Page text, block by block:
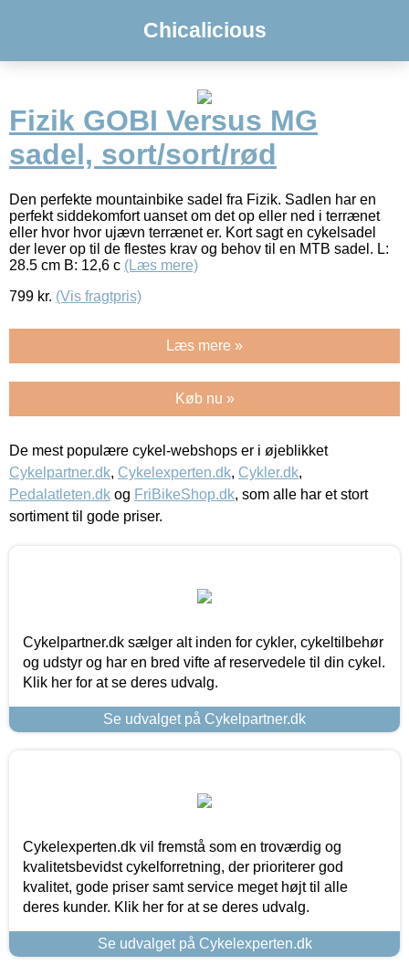
Chicalicious
Fizik GOBI Versus MG
sadel, sort/sort/rød
Den perfekte mountainbike sadel fra Fizik. Sadlen har en
perfekt siddekomfort uanset om det op eller ned i terrænet
eller hvor hvor ujævn terrænet er. Kort sagt en cykelsadel
der lever op til de flestes krav og behov til en MTB sadel. L:
28.5 cm B: 12,6 c (Læs mere)
799 kr. (Vis fragtpris)
Læs mere »
Køb nu »
De mest populære cykel-webshops er i øjeblikket
Cykelpartner.dk, Cykelexperten.dk, Cykler.dk,
Pedalatleten.dk og FriBikeShop.dk, som alle har et stort
sortiment til gode priser.
Cykelpartner.dk sælger alt inden for cykler, cykeltilbehør
og udstyr og har en bred vifte af reservedele til din cykel.
Klik her for at se deres udvalg.
Se udvalget på Cykelpartner.dk
Cykelexperten.dk vil fremstå som en troværdig og
kvalitetsbevidst cykelforretning, der prioriterer god
kvalitet, gode priser samt service meget højt til alle
deres kunder. Klik her for at se deres udvalg.
Se udvalget på Cykelexperten.dk